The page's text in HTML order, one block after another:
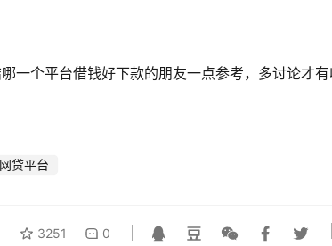
一个平台借钱好下款的朋友一点参考，多讨论才有
网贷平台
3251 0